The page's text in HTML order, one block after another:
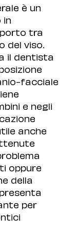
è un
in
tra
del viso.
il dentista
facciale
e negli
anche
oppure
della
per